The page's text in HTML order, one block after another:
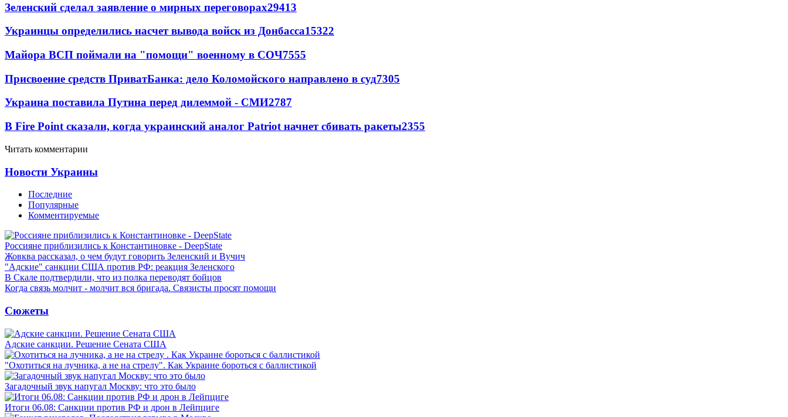
Зеленский сделал заявление о мирных переговорах29413
Украинцы определились насчет вывода войск из Донбасса15322
Майора ВСП поймали на "помощи" военному в СОЧ7555
Присвоение средств ПриватБанка: дело Коломойского направлено в суд7305
Украина поставила Путина перед дилеммой - СМИ2787
В Fire Point сказали, когда украинский аналог Patriot начнет сбивать ракеты2355
Читать комментарии
Новости Украины
Последние
Популярные
Комментируемые
Россияне приблизились к Константиновке - DeepState
Жовква рассказал, о чем будут говорить Зеленский и Вучич
"Адские" санкции США против РФ: реакция Зеленского
В Скале подтвердили, что из полка переводят бойцов
Когда связь молчит - молчит вся бригада. Связисты просят помощи
Сюжеты
Адские санкции. Решение Сената США
"Охотиться на лучника, а не на стрелу". Как Украине бороться с баллистикой
Загадочный звук напугал Москву: что это было
Итоги 06.08: Санкции против РФ и дрон в Лейпциге